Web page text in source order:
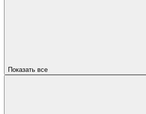
Показать все